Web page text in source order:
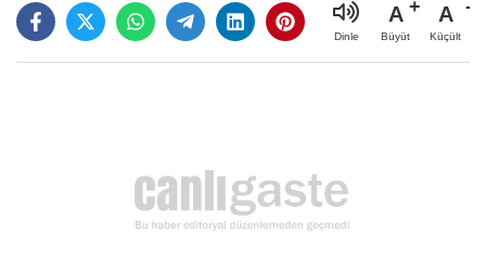
Dinle
A
Büyüt
A
Küçült